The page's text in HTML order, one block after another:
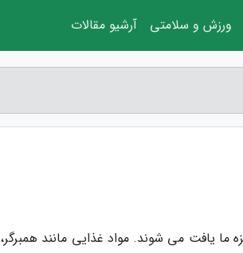
ما یافت می شوند. مواد غذایی مانند همبرگر،
ورزش و سلامتی آرشیو مقالات